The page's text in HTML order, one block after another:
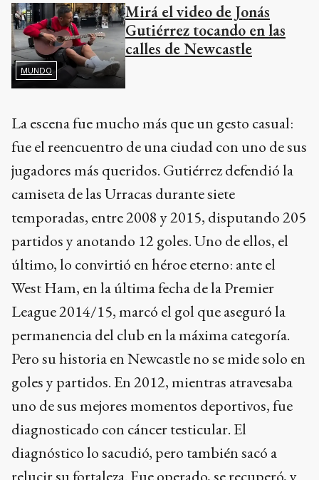
MUNDO
Mirá el video de Jonás
Gutiérrez tocando en las
calles de Newcastle
La escena fue mucho más que un gesto casual:
fue el reencuentro de una ciudad con uno de sus
jugadores más queridos. Gutiérrez defendió la
camiseta de las Urracas durante siete
temporadas, entre 2008 y 2015, disputando 205
partidos y anotando 12 goles. Uno de ellos, el
último, lo convirtió en héroe eterno: ante el
West Ham, en la última fecha de la Premier
League 2014/15, marcó el gol que aseguró la
permanencia del club en la máxima categoría.
Pero su historia en Newcastle no se mide solo en
goles y partidos. En 2012, mientras atravesaba
uno de sus mejores momentos deportivos, fue
diagnosticado con cáncer testicular. El
diagnóstico lo sacudió, pero también sacó a